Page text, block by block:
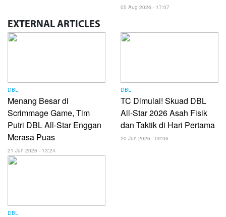
05 Aug 2026 - 17:07
EXTERNAL ARTICLES
DBL
Menang Besar di
Scrimmage Game, Tim
Putri DBL All-Star Enggan
Merasa Puas
21 Jun 2026 - 13:24
DBL
TC Dimulai! Skuad DBL
All-Star 2026 Asah Fisik
dan Taktik di Hari Pertama
20 Jun 2026 - 09:06
DBL